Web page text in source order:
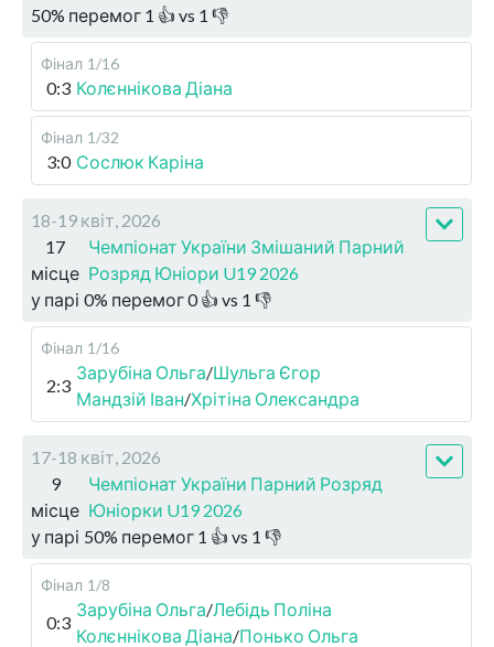
50% перемог 1 👍 vs 1 👎
Фінал 1/16
0:3 Колєннікова Діана
Фінал 1/32
3:0 Сослюк Каріна
18-19 квіт, 2026
17
місце
Чемпіонат України Змішаний Парний
Розряд Юніори U19 2026
у парі 0% перемог0👍 vs 1 👎
Фінал 1/16
2:3
Зарубіна Ольга/Шульга Єгор
Мандзій Іван/Хрітіна Олександра
17-18 квіт, 2026
9
місце
Чемпіонат України Парний Розряд
Юніорки U19 2026
у парі 50% перемог 1 👍 vs 1 👎
Фінал 1/8
0:3
Зарубіна Ольга/Лебідь Поліна
Колєннікова Діана/Понько Ольга